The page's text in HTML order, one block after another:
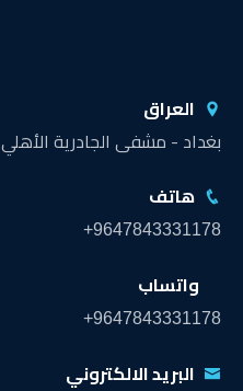
العراق
بغداد - مشفى الجادرية الأهلي
هاتف
+9647843331178
واتساب
+9647843331178
البريد الالكتروني